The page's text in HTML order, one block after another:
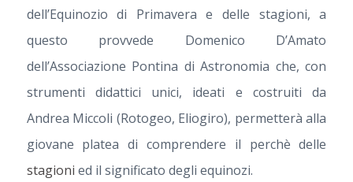
dell’Equinozio di Primavera e delle stagioni, a
questo provvede Domenico D’Amato
dell’Associazione Pontina di Astronomia che, con
strumenti didattici unici, ideati e costruiti da
Andrea Miccoli (Rotogeo, Eliogiro), permetterà alla
giovane platea di comprendere il perchè delle
stagioni ed il significato degli equinozi.